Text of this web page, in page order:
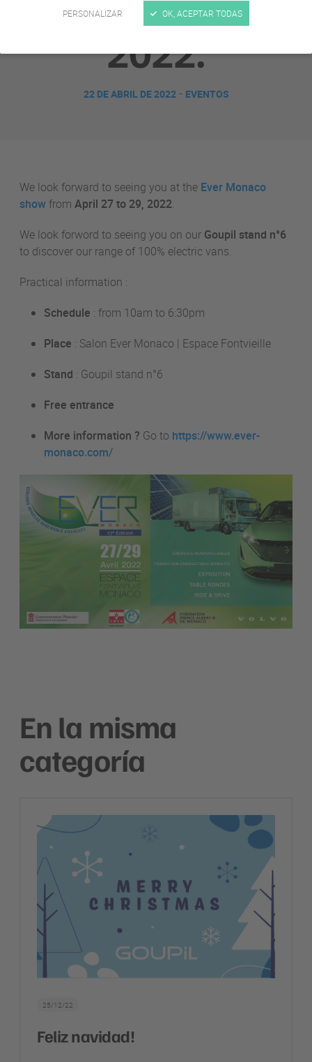
PERSONALIZAR OK, ACEPTAR TODAS
2022.
22 DE ABRIL DE 2022- EVENTOS
We look forward to seeing you at the Ever Monaco
showfrom April 27 to 29, 2022.
We look forword to seeing you on our Goupil stand n°6
to discover our range of 100% electric vans.
Practical information :
Schedule : from 10am to 6:30pm
Place : Salon Ever Monaco | Espace Fontvieille
Stand : Goupil stand n°6
Free entrance
More information ? Go to https://www.ever-
monaco.com/
En la misma
categoría
25/12/22
Feliz navidad!